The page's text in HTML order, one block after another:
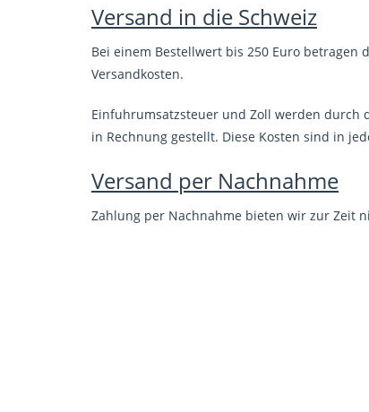
Versand in die Schweiz
Bei einem Bestellwert bis 250 Euro betragen
Versandkosten.
Einfuhrumsatzsteuer und Zoll werden durch
in Rechnung gestellt. Diese Kosten sind in
Versand per Nachnahme
Zahlung per Nachnahme bieten wir zur Zeit